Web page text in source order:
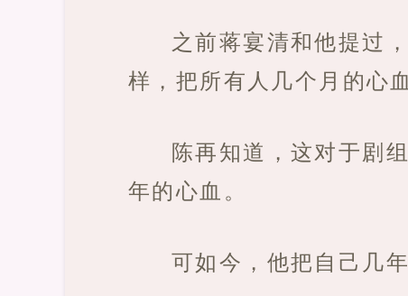
之前蒋宴清和他提过
样，把所有人几个月的心
陈再知道，这对于剧
年的心血。
可如今，他把自己几